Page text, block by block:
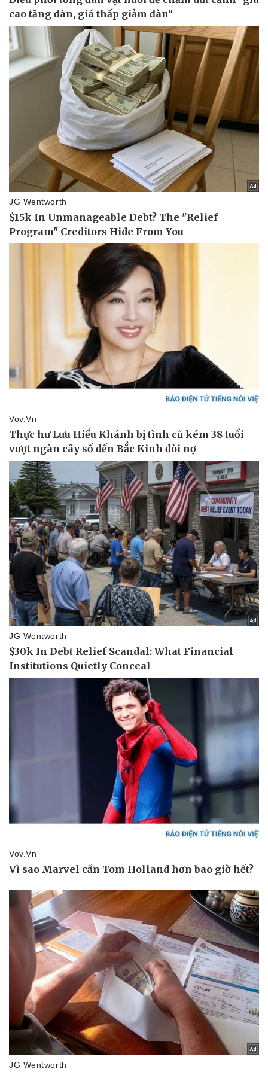
Thông tin doanh nghiệp
Doanh nghiệp 24h
Công nghệ
Sành điệu
Tin Công nghệ
Trải nghiệm
Chuyển đổi số
Sức khỏe
Dinh dưỡng - món ngon
Ăn sạch sống khỏe
Đời sống
Nhà đẹp
Blog
Tình yêu - Gia đình